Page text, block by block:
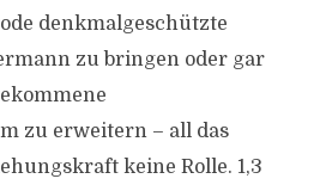
denkmalgeschützte
zu bringen oder gar
zu erweitern – all das
keine Rolle. 1,3